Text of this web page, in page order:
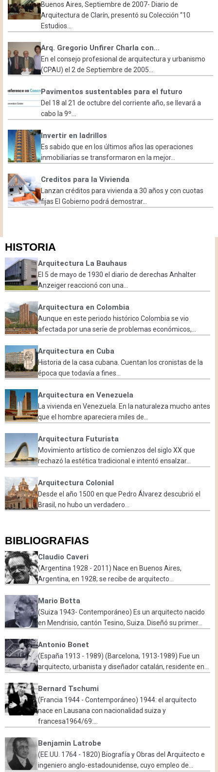
HISTORIA
Arquitectura La Bauhaus
El 5 de mayo de 1930 el diario de derechas Anhalter
Anzeiger reaccionó con una...
Arquitectura en Colombia
Aunque en este periodo histórico Colombia se vio
afectada por una serie de problemas económicos,...
Arquitectura en Cuba
Historia de la casa cubana. Cuentan los cronistas de la
época que todavía a fines...
Arquitectura en Venezuela
La vivienda en Venezuela. En la naturaleza mucho antes
que el hombre apareciera miles de...
Arquitectura Futurista
Movimiento artístico de comienzos del siglo XX que
rechazó la estética tradicional e intentó ensalzar...
Arquitectura Colonial
Desde el año 1500 en que Pedro Álvarez descubrió el
Brasil, no hubo un verdadero...
BIBLIOGRAFIAS
Claudio Caveri
(Argentina 1928 - 2011) Nace en Buenos Aires,
Argentina, en 1928; se recibe de arquitecto...
Mario Botta
(Suiza 1943- Contemporáneo) Es un arquitecto nacido
en Mendrisio, cantón Tesino, Suiza. Diseñó su primer...
Antonio Bonet
(España 1913 - 1989) (Barcelona, 1913-1989) Fue un
arquitecto, urbanista y diseñador catalán, residente en...
Bernard Tschumi
(Francia 1944 - Contemporáneo) 1944: el arquitecto
nace en Lausana con nacionalidad suiza y
francesa1964/69:...
Benjamin Latrobe
(EE.UU. 1764 - 1820) Biografía y Obras del Arquitecto e
ingeniero anglo-estadounidense, cuyo empleo de...
Buenos Aires, Septiembre de 2007- Diario de
Arquitectura de Clarín, presentó su Colección “10
Estudios...
Arq. Gregorio Unfirer Charla con...
En el consejo profesional de arquitectura y urbanismo
(CPAU) el 2 de Septiembre de 2005...
Pavimentos sustentables para el futuro
Del 18 al 21 de octubre del corriente año, se llevará a
cabo la 9º...
Invertir en ladrillos
Es sabido que en los últimos años las operaciones
inmobiliarias se transformaron en la mejor...
Creditos para la Vivienda
Lanzan créditos para vivienda a 30 años y con cuotas
fijas El Gobierno podrá demostrar...